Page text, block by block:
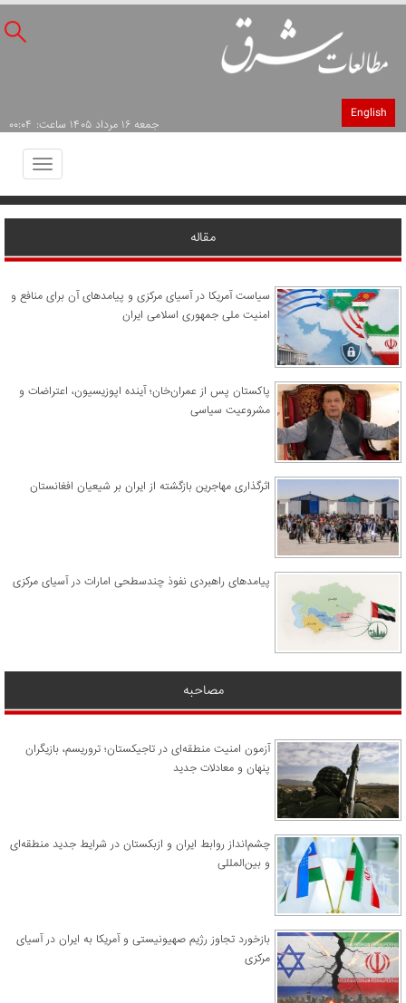
English
جمعه ۱۶ مرداد ۱۴۰۵ ساعت: ۰۰:۰۴
Toggle
مقاله
سیاست آمریکا در آسیای مرکزی و پیامدهای آن برای منافع و
امنیت ملی جمهوری اسلامی ایران
پاکستان پس از عمران‌خان؛ آینده اپوزیسیون، اعتراضات و
مشروعیت سیاسی
اثرگذاری مهاجرین بازگشته از ایران بر شیعیان افغانستان
پیامدهای راهبردی نفوذ چندسطحی امارات در آسیای مرکزی
مصاحبه
آزمون امنیت منطقه‌ای در تاجیکستان؛ تروریسم، بازیگران
پنهان و معادلات جدید
چشم‌انداز روابط ایران و ازبکستان در شرایط جدید منطقه‌ای
و بین‌المللی
​بازخورد تجاوز رژیم صهیونیستی و آمریکا به ایران در آسیای
مرکزی